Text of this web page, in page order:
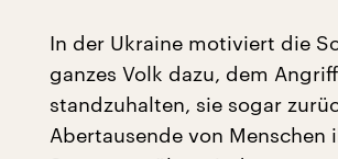
In der Ukraine motiviert die
ganzes Volk dazu, dem
standzuhalten, sie sogar
Abertausende von Menschen